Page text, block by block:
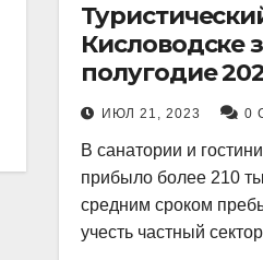
Кисловодске
полугодие
показал
21 процент.
ИЮЛ 21, 2023 0
В санатории и
прибыло более 210
средним сроком
учесть частный